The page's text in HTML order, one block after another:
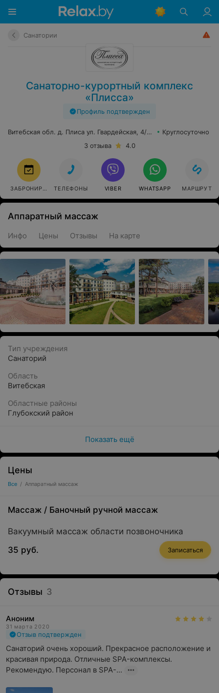
Санатории
Санаторно-курортный комплекс
«Плисса»
Профиль подтвержден
Витебская обл. д. Плиса ул. Гвардейская, 4/5, пом. 1Круглосуточно
3 отзыва
4.0
ЗАБРОНИРОВАТЬТЕЛЕФОНЫ VIBER WHATSAPP МАРШРУТ
Аппаратный массаж
Инфо Цены Отзывы На карте
Тип учреждения
Санаторий
Область
Витебская
Областные районы
Глубокский район
Показать ещё
Цены
Все / Аппаратный массаж
Массаж / Баночный ручной массаж
Вакуумный массаж области позвоночника
35 руб.
Записаться
Отзывы 3
Аноним
31 марта 2020
Отзыв подтвержден
Санаторий очень хороший. Прекрасное расположение и
красивая природа. Отличные SPA-комплексы.
Рекомендую. Персонал в SPA-...